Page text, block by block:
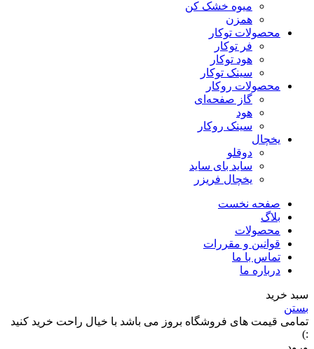
میوه خشک کن
همزن
محصولات توکار
فر توکار
هود توکار
سینک توکار
محصولات روکار
گاز صفحه‌ای
هود
سینک روکار
یخچال
دوقلو
ساید بای ساید
یخچال فریزر
صفحه نخست
بلاگ
محصولات
قوانین و مقررات
تماس با ما
درباره ما
سبد خرید
بستن
تمامی قیمت های فروشگاه بروز می باشد با خیال راحت خرید کنید
:)